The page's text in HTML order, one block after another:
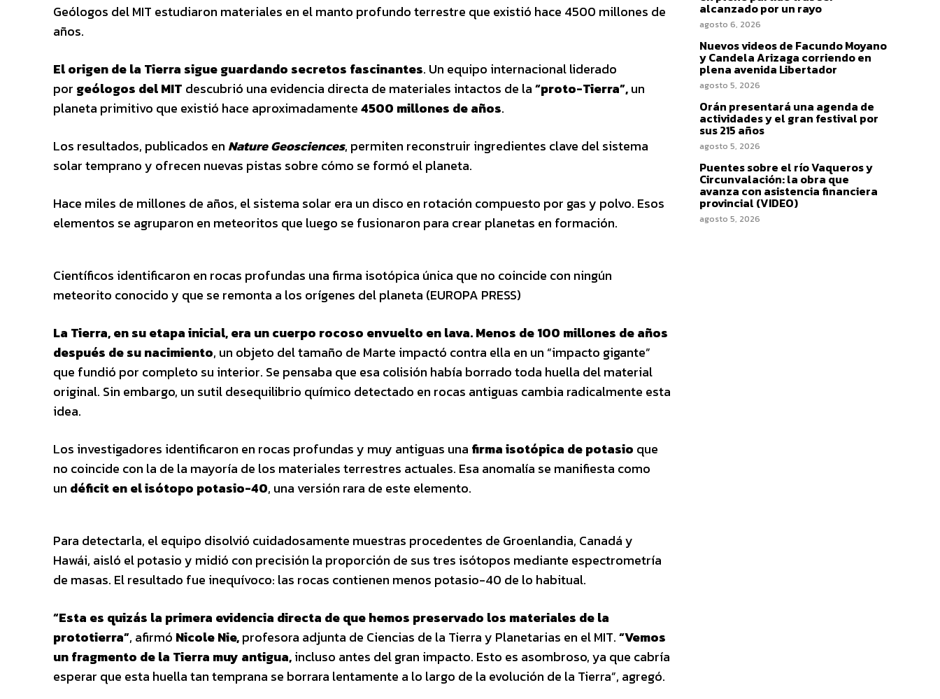
Geólogos del MIT estudiaron materiales en el manto profundo terrestre que existió hace 4500 millones de
años.
El origen de la Tierra sigue guardando secretos fascinantes. Un equipo internacional liderado
por geólogos del MIT descubrió una evidencia directa de materiales intactos de la“proto-Tierra”,un
planeta primitivo que existió hace aproximadamente4500 millones de años.
Los resultados, publicados en Nature Geosciences, permiten reconstruir ingredientes clave del sistema
solar temprano y ofrecen nuevas pistas sobre cómo se formó el planeta.
Hace miles de millones de años, el sistema solar era un disco en rotación compuesto por gas y polvo. Esos
elementos se agruparon en meteoritos que luego se fusionaron para crear planetas en formación.
Científicos identificaron en rocas profundas una firma isotópica única que no coincide con ningún
meteorito conocido y que se remonta a los orígenes del planeta (EUROPA PRESS)
La Tierra, en su etapa inicial, era un cuerpo rocoso envuelto en lava. Menos de 100 millones de años
después de su nacimiento, un objeto del tamaño de Marte impactó contra ella en un “impacto gigante”
que fundió por completo su interior. Se pensaba que esa colisión había borrado toda huella del material
original. Sin embargo, un sutil desequilibrio químico detectado en rocas antiguas cambia radicalmente esta
idea.
Los investigadores identificaron en rocas profundas y muy antiguas una firma isotópica de potasio que
no coincide con la de la mayoría de los materiales terrestres actuales. Esa anomalía se manifiesta como
un déficit en el isótopo potasio-40, una versión rara de este elemento.
Para detectarla, el equipo disolvió cuidadosamente muestras procedentes de Groenlandia, Canadá y
Hawái, aisló el potasio y midió con precisión la proporción de sus tres isótopos mediante espectrometría
de masas. El resultado fue inequívoco: las rocas contienen menos potasio-40 de lo habitual.
“Esta es quizás la primera evidencia directa de que hemos preservado los materiales de la
prototierra”, afirmó Nicole Nie,profesora adjunta de Ciencias de la Tierra y Planetarias en el MIT.“Vemos
un fragmento de la Tierra muy antigua,incluso antes del gran impacto. Esto es asombroso, ya que cabría
esperar que esta huella tan temprana se borrara lentamente a lo largo de la evolución de la Tierra”, agregó.
alcanzado por un rayo
agosto 6, 2026
Nuevos videos de Facundo Moyano
y Candela Arizaga corriendo en
plena avenida Libertador
agosto 5, 2026
Orán presentará una agenda de
actividades y el gran festival por
sus 215 años
agosto 5, 2026
Puentes sobre el río Vaqueros y
Circunvalación: la obra que
avanza con asistencia financiera
provincial (VIDEO)
agosto 5, 2026